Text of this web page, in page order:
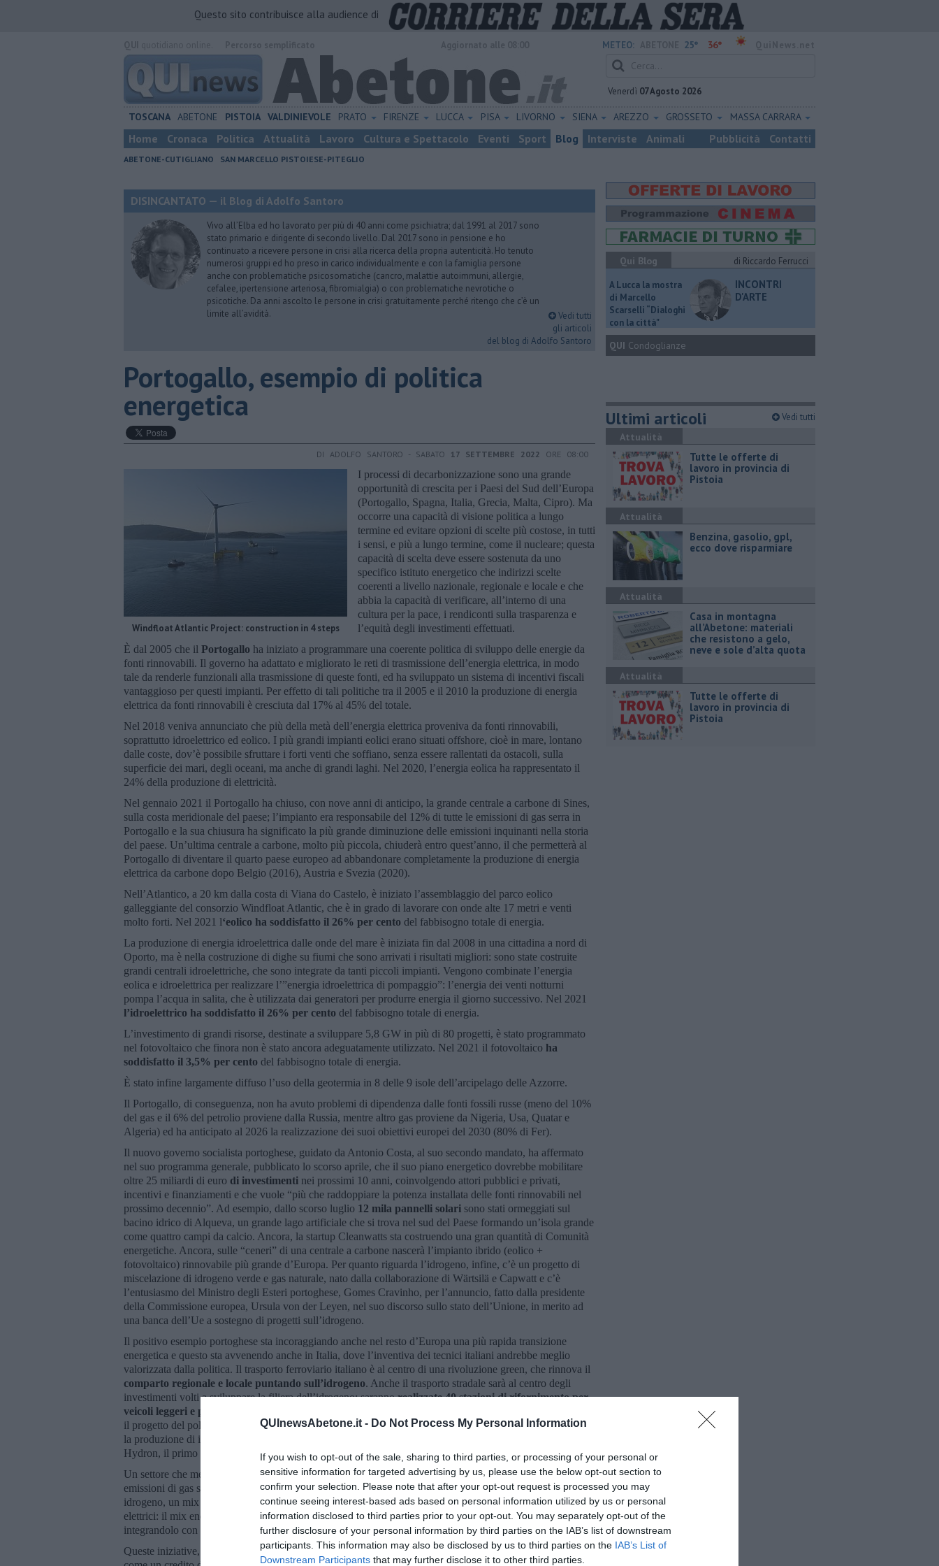
QUInewsAbetone.it - Do Not Process My Personal Information
If you wish to opt-out of the sale, sharing to third parties, or processing of your personal or
sensitive information for targeted advertising by us, please use the below opt-out section to
confirm your selection. Please note that after your opt-out request is processed you may
continue seeing interest-based ads based on personal information utilized by us or personal
information disclosed to third parties prior to your opt-out. You may separately opt-out of the
further disclosure of your personal information by third parties on the IAB’s list of downstream
participants. This information may also be disclosed by us to third parties on the IAB’s List of
Downstream Participants that may further disclose it to other third parties.
Questo sito contribuisce alla audience di
METEO: 25° 36°
Venerdì 07 Agosto 2026
TOSCANA ABETONE PISTOIA VALDINIEVOLE PRATO FIRENZE LUCCA PISA LIVORNO SIENA AREZZO GROSSETO MASSA CARRARA
Home Cronaca Politica Attualità Lavoro Cultura e Spettacolo Eventi Sport Blog Interviste Animali Pubblicità Contatti
ABETONE-CUTIGLIANO SAN MARCELLO PISTOIESE-PITEGLIO
DISINCANTATO — il Blog di Adolfo Santoro
Vivo all’Elba ed ho lavorato per più di 40 anni come psichiatra; dal 1991 al 2017 sono
stato primario e dirigente di secondo livello. Dal 2017 sono in pensione e ho
continuato a ricevere persone in crisi alla ricerca della propria autenticità. Ho tenuto
numerosi gruppi ed ho preso in carico individualmente e con la famiglia persone
anche con problematiche psicosomatiche (cancro, malattie autoimmuni, allergie,
cefalee, ipertensione arteriosa, fibromialgia) o con problematiche nevrotiche o
psicotiche. Da anni ascolto le persone in crisi gratuitamente perché ritengo che c’è un
limite all’avidità.
Vedi tutti
gli articoli
del blog di Adolfo Santoro
Portogallo, esempio di politica
energetica
DI ADOLFO SANTORO - SABATO 17 SETTEMBRE 2022 ORE 08:00
Windfloat Atlantic Project: construction in 4 steps
I processi di decarbonizzazione sono una grande
opportunità di crescita per i Paesi del Sud dell’Europa
(Portogallo, Spagna, Italia, Grecia, Malta, Cipro). Ma
occorre una capacità di visione politica a lungo
termine ed evitare opzioni di scelte più costose, in tutti
i sensi, e più a lungo termine, come il nucleare; questa
capacità di scelta deve essere sostenuta da uno
specifico istituto energetico che indirizzi scelte
coerenti a livello nazionale, regionale e locale e che
abbia la capacità di verificare, all’interno di una
cultura per la pace, i rendiconti sulla trasparenza e
l’equità degli investimenti effettuati.
È dal 2005 che il Portogallo ha iniziato a programmare una coerente politica di sviluppo delle energie da
fonti rinnovabili. Il governo ha adattato e migliorato le reti di trasmissione dell’energia elettrica, in modo
tale da renderle funzionali alla trasmissione di queste fonti, ed ha sviluppato un sistema di incentivi fiscali
vantaggioso per questi impianti. Per effetto di tali politiche tra il 2005 e il 2010 la produzione di energia
elettrica da fonti rinnovabili è cresciuta dal 17% al 45% del totale.
Nel 2018 veniva annunciato che più della metà dell’energia elettrica proveniva da fonti rinnovabili,
soprattutto idroelettrico ed eolico. I più grandi impianti eolici erano situati offshore, cioè in mare, lontano
dalle coste, dov’è possibile sfruttare i forti venti che soffiano, senza essere rallentati da ostacoli, sulla
superficie dei mari, degli oceani, ma anche di grandi laghi. Nel 2020, l’energia eolica ha rappresentato il
24% della produzione di elettricità.
Nel gennaio 2021 il Portogallo ha chiuso, con nove anni di anticipo, la grande centrale a carbone di Sines,
sulla costa meridionale del paese; l’impianto era responsabile del 12% di tutte le emissioni di gas serra in
Portogallo e la sua chiusura ha significato la più grande diminuzione delle emissioni inquinanti nella storia
del paese. Un’ultima centrale a carbone, molto più piccola, chiuderà entro quest’anno, il che permetterà al
Portogallo di diventare il quarto paese europeo ad abbandonare completamente la produzione di energia
elettrica da carbone dopo Belgio (2016), Austria e Svezia (2020).
Nell’Atlantico, a 20 km dalla costa di Viana do Castelo, è iniziato l’assemblaggio del parco eolico
galleggiante del consorzio Windfloat Atlantic, che è in grado di lavorare con onde alte 17 metri e venti
molto forti. Nel 2021 l‘eolico ha soddisfatto il 26% per cento del fabbisogno totale di energia.
La produzione di energia idroelettrica dalle onde del mare è iniziata fin dal 2008 in una cittadina a nord di
Oporto, ma è nella costruzione di dighe su fiumi che sono arrivati i risultati migliori: sono state costruite
grandi centrali idroelettriche, che sono integrate da tanti piccoli impianti. Vengono combinate l’energia
eolica e idroelettrica per realizzare l’”energia idroelettrica di pompaggio”: l’energia dei venti notturni
pompa l’acqua in salita, che è utilizzata dai generatori per produrre energia il giorno successivo. Nel 2021
l’idroelettrico ha soddisfatto il 26% per cento del fabbisogno totale di energia.
L’investimento di grandi risorse, destinate a sviluppare 5,8 GW in più di 80 progetti, è stato programmato
nel fotovoltaico che finora non è stato ancora adeguatamente utilizzato. Nel 2021 il fotovoltaico ha
soddisfatto il 3,5% per cento del fabbisogno totale di energia.
È stato infine largamente diffuso l’uso della geotermia in 8 delle 9 isole dell’arcipelago delle Azzorre.
Il Portogallo, di conseguenza, non ha avuto problemi di dipendenza dalle fonti fossili russe (meno del 10%
del gas e il 6% del petrolio proviene dalla Russia, mentre altro gas proviene da Nigeria, Usa, Quatar e
Algeria) ed ha anticipato al 2026 la realizzazione dei suoi obiettivi europei del 2030 (80% di Fer).
Il nuovo governo socialista portoghese, guidato da Antonio Costa, al suo secondo mandato, ha affermato
nel suo programma generale, pubblicato lo scorso aprile, che il suo piano energetico dovrebbe mobilitare
oltre 25 miliardi di euro di investimenti nei prossimi 10 anni, coinvolgendo attori pubblici e privati,
incentivi e finanziamenti e che vuole “più che raddoppiare la potenza installata delle fonti rinnovabili nel
prossimo decennio”. Ad esempio, dallo scorso luglio 12 mila pannelli solari sono stati ormeggiati sul
bacino idrico di Alqueva, un grande lago artificiale che si trova nel sud del Paese formando un’isola grande
come quattro campi da calcio. Ancora, la startup Cleanwatts sta costruendo una gran quantità di Comunità
energetiche. Ancora, sulle “ceneri” di una centrale a carbone nascerà l’impianto ibrido (eolico +
fotovoltaico) rinnovabile più grande d’Europa. Per quanto riguarda l’idrogeno, infine, c’è un progetto di
miscelazione di idrogeno verde e gas naturale, nato dalla collaborazione di Wärtsilä e Capwatt e c’è
l’entusiasmo del Ministro degli Esteri portoghese, Gomes Cravinho, per l’annuncio, fatto dalla presidente
della Commissione europea, Ursula von der Leyen, nel suo discorso sullo stato dell’Unione, in merito ad
una banca dell’Ue a sostegno di progetti sull’idrogeno.
Il positivo esempio portoghese sta incoraggiando anche nel resto d’Europa una più rapida transizione
energetica e questo sta avvenendo anche in Italia, dove l’inventiva dei tecnici italiani andrebbe meglio
valorizzata dalla politica. Il trasporto ferroviario italiano è al centro di una rivoluzione green, che rinnova il
comparto regionale e locale puntando sull’idrogeno. Anche il trasporto stradale sarà al centro degli
investimenti volti a sviluppare la filiera dell’idrogeno: sarannorealizzate 40 stazioni di rifornimento per
veicoli leggeri e pesanti entro il 30 giugno 2026. Proseguirà, tra le altre iniziative, nella realizzazione
il progetto del polo dell’idrogeno in Puglia, denominato Green Hydrogen Valley, che prevede impianti per
la produzione di idrogeno verde a Taranto, Brindisi e Cerignola. È stato presentato lo scorso venerdì
Hydron, il primo bus ad idrogeno completamente realizzato in Italia.
Un settore che merita particolare attenzione è quello del trasporto marittimo, responsabile del 2,5% delle
emissioni di gas serra. La nave MS Porrima, realizzata in Giappone, funziona con energia solare, eolica e
idrogeno, un mix più che competitivo con i combustibili fossili, mentre in India sono realizzati ferryboat
elettrici: il mix energetico permette infatti di sfruttare il solare diretto e il solare riflesso dal mare
integrandolo con vele che raccolgono l’energia eolica, con l’idrogeno e con sistemi di cattura della CO2.
Queste iniziative, tra le tante, vanno però integrate, in Italia, all’interno di un coerente quadro di sostegno,
Qui Blog
di Riccardo Ferrucci
A Lucca la mostra
di Marcello
Scarselli “Dialoghi
con la città"
INCONTRI
D'ARTE
QUI Condoglianze
Ultimi articoli Vedi tutti
Attualità
​Tutte le offerte di
lavoro in provincia di
Pistoia
Attualità
​Benzina, gasolio, gpl,
ecco dove risparmiare
Attualità
Casa in montagna
all’Abetone: materiali
che resistono a gelo,
neve e sole d’alta quota
Attualità
​Tutte le offerte di
lavoro in provincia di
Pistoia